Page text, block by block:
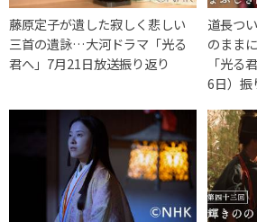
藤原定子が遺した寂しく悲しい
三首の遺詠…大河ドラマ「光る
君へ」7月21日放送振り返り
道長つ
のまま
「光る
6日）振